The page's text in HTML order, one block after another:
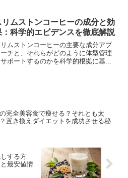
リムストンコーヒーの成分と効
：科学的エビデンスを徹底解説
リムストンコーヒーの主要な成分アプ
ーチと、それらがどのように体型管理
ポートするのかを科学的根拠に基づ
完全美容食で痩せる？それとも太
置き換えダイエットを成功させる秘
する方
最安値情